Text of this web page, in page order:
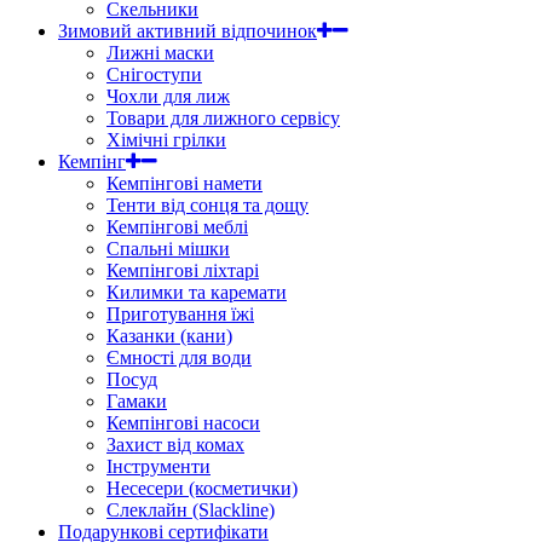
Скельники
Зимовий активний відпочинок
Лижні маски
Снігоступи
Чохли для лиж
Товари для лижного сервісу
Хімічні грілки
Кемпінг
Кемпінгові намети
Тенти від сонця та дощу
Кемпінгові меблі
Спальні мішки
Кемпінгові ліхтарі
Килимки та каремати
Приготування їжі
Казанки (кани)
Ємності для води
Посуд
Гамаки
Кемпінгові насоси
Захист від комах
Інструменти
Несесери (косметички)
Слеклайн (Slackline)
Подарункові сертифікати